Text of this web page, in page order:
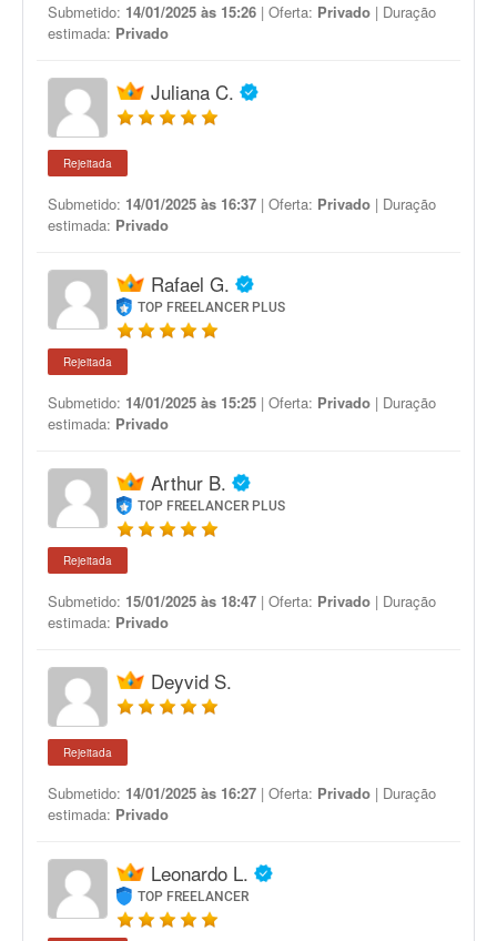
Submetido: 14/01/2025 às 15:26 | Oferta: Privado | Duração
estimada: Privado
Juliana C.
Rejeitada
Submetido: 14/01/2025 às 16:37 | Oferta: Privado | Duração
estimada: Privado
Rafael G.
TOP FREELANCER PLUS
Rejeitada
Submetido: 14/01/2025 às 15:25 | Oferta: Privado | Duração
estimada: Privado
Arthur B.
TOP FREELANCER PLUS
Rejeitada
Submetido: 15/01/2025 às 18:47 | Oferta: Privado | Duração
estimada: Privado
Deyvid S.
Rejeitada
Submetido: 14/01/2025 às 16:27 | Oferta: Privado | Duração
estimada: Privado
Leonardo L.
TOP FREELANCER